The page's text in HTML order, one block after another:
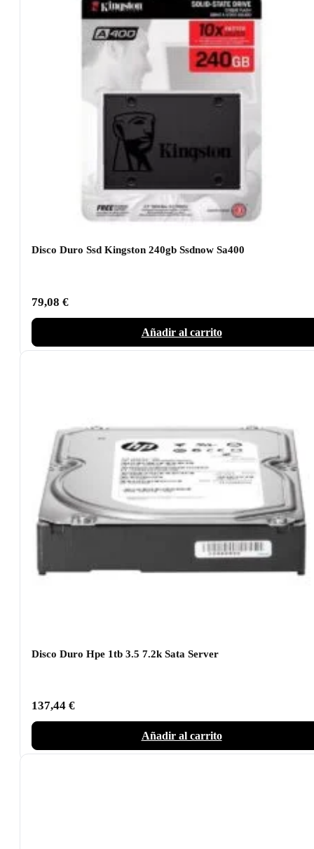
Disco Duro Ssd Kingston 240gb Ssdnow Sa400
79,08 €
Añadir al carrito
Disco Duro Hpe 1tb 3.5 7.2k Sata Server
137,44 €
Añadir al carrito